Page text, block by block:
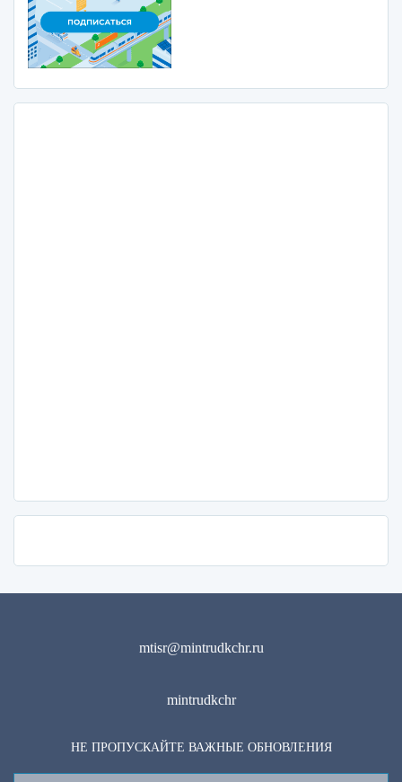
mtisr@mintrudkchr.ru
mintrudkchr
НЕ ПРОПУСКАЙТЕ ВАЖНЫЕ ОБНОВЛЕНИЯ